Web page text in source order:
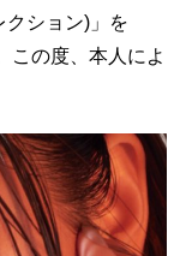
クション)」を
この度、本人によ